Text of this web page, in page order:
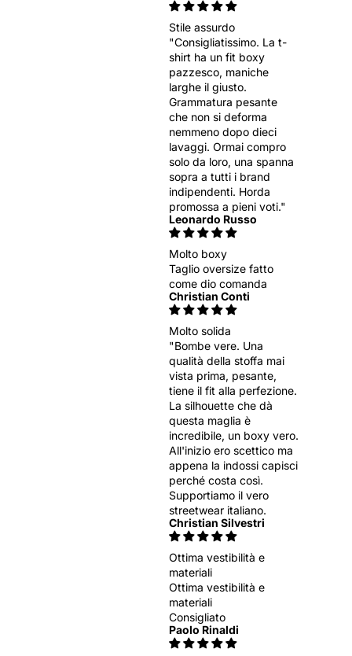
Stile assurdo
"Consigliatissimo. La t-
shirt ha un fit boxy
pazzesco, maniche
larghe il giusto.
Grammatura pesante
che non si deforma
nemmeno dopo dieci
lavaggi. Ormai compro
solo da loro, una spanna
sopra a tutti i brand
indipendenti. Horda
promossa a pieni voti."
Leonardo Russo
Molto boxy
Taglio oversize fatto
come dio comanda
Christian Conti
Molto solida
"Bombe vere. Una
qualità della stoffa mai
vista prima, pesante,
tiene il fit alla perfezione.
La silhouette che dà
questa maglia è
incredibile, un boxy vero.
All'inizio ero scettico ma
appena la indossi capisci
perché costa così.
Supportiamo il vero
streetwear italiano.
Christian Silvestri
Ottima vestibilità e
materiali
Ottima vestibilità e
materiali
Consigliato
Paolo Rinaldi